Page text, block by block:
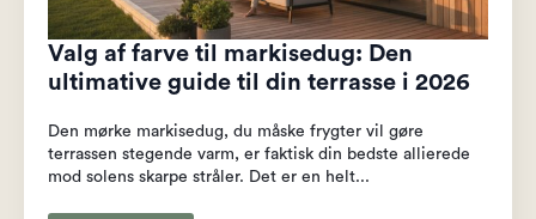
Valg af farve til markisedug: Den
ultimative guide til din terrasse i 2026
Den mørke markisedug, du måske frygter vil gøre
terrassen stegende varm, er faktisk din bedste allierede
mod solens skarpe stråler. Det er en helt...